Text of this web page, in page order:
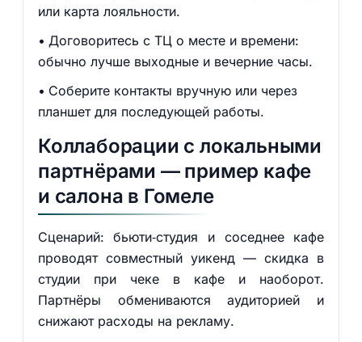
или карта лояльности.
Договоритесь с ТЦ о месте и времени:
обычно лучше выходные и вечерние часы.
Соберите контакты вручную или через
планшет для последующей работы.
Коллаборации с локальными
партнёрами — пример кафе
и салона в Гомеле
Сценарий: бьюти‑студия и соседнее кафе
проводят совместный уикенд — скидка в
студии при чеке в кафе и наоборот.
Партнёры обмениваются аудиторией и
снижают расходы на рекламу.